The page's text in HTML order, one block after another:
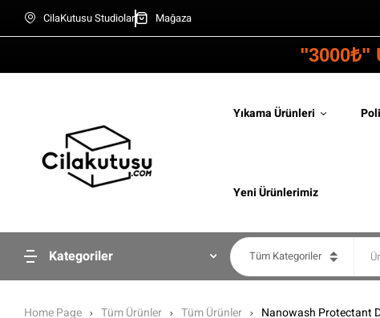
CilaKutusu Studiolar Mağaza
"3000₺"
Yıkama Ürünleri
Yeni Ürünlerimiz
Kategoriler Tüm Kategoriler
Home Page Tüm Ürünler Tüm Ürünler Nanowash Protectant